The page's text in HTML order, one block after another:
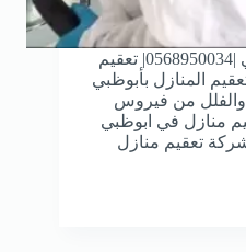
شركة تعقيم منازل في ابوظبي |0568950034| تعقيم
المنازل بأبوظبي
من فيروس
منازل في ابوظبي
تعقيم منازل